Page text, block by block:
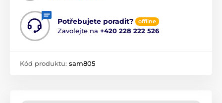
Potřebujete poradit? offline
Zavolejte na +420 228 222 526
Kód produktu: sam805